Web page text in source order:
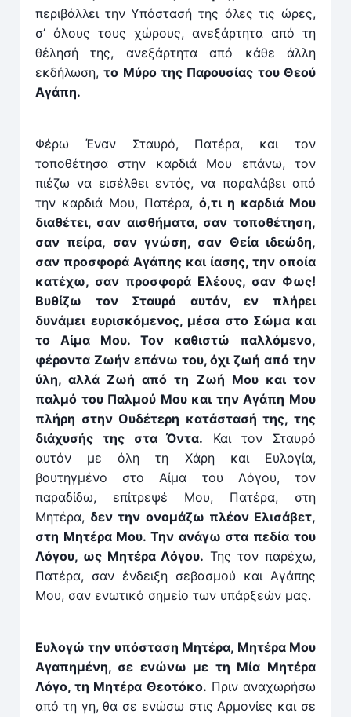
περιβάλλει την Υπόστασή της όλες τις ώρες,
σ’ όλους τους χώρους, ανεξάρτητα από τη
θέλησή της, ανεξάρτητα από κάθε άλλη
εκδήλωση,το Μύρο της Παρουσίας του Θεού
Αγάπη.
Φέρω Έναν Σταυρό, Πατέρα, και τον
τοποθέτησα στην καρδιά Μου επάνω, τον
πιέζω να εισέλθει εν­τός, να παραλάβει από
την καρδιά Μου, Πατέρα, ό,τι η καρδιά Μου
διαθέτει, σαν αισθήματα, σαν τοποθέτηση,
σαν πείρα, σαν γνώση, σαν Θεία ιδεώδη,
σαν προσφορά Αγάπης και ίασης, την οποία
κατέχω, σαν προσφορά Ελέους, σαν Φως!
Βυθίζω τον Σταυρό αυτόν, εν πλήρει
δυνάμει ευρισκόμενος, μέσα στο Σώμα και
το Αίμα Μου. Τον καθιστώ παλλόμενο,
φέρον­τα Ζωήν επάνω του, όχι ζωή από την
ύλη, αλλά Ζωή από τη Ζωή Μου και τον
παλμό του Παλμού Μου και την Αγάπη Μου
πλήρη στην Ουδέτερη κατάστασή της, της
διάχυσής της στα Όν­τα. Και τον Σταυρό
αυτόν με όλη τη Χάρη και Ευλογία,
βουτηγμένο στο Αίμα του Λόγου, τον
παραδίδω, επίτρεψέ Μου, Πατέρα, στη
Μητέρα, δεν την ονομάζω πλέον Ελισάβετ,
στη Μητέρα Μου. Την ανάγω στα πεδία του
Λόγου, ως Μητέρα Λόγου. Της τον παρέχω,
Πατέρα, σαν ένδειξη σεβασμού και Αγάπης
Μου, σαν ενωτικό σημείο των υπάρξεών μας.
Ευλογώ την υπόσταση Μητέρα, Μητέρα Μου
Αγα­πημέ­νη, σε ενώνω με τη Μία Μητέρα
Λόγο, τη Μητέρα Θεοτόκο. Πριν αναχωρήσω
από τη γη, θα σε ενώσω στις Αρμονίες και σε